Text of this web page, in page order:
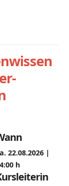
22.08.2026 |
h